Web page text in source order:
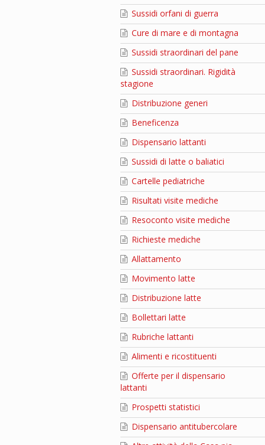
Sussidi orfani di guerra
Cure di mare e di montagna
Sussidi straordinari del pane
Sussidi straordinari. Rigidità
stagione
Distribuzione generi
Beneficenza
Dispensario lattanti
Sussidi di latte o baliatici
Cartelle pediatriche
Risultati visite mediche
Resoconto visite mediche
Richieste mediche
Allattamento
Movimento latte
Distribuzione latte
Bollettari latte
Rubriche lattanti
Alimenti e ricostituenti
Offerte per il dispensario
lattanti
Prospetti statistici
Dispensario antitubercolare